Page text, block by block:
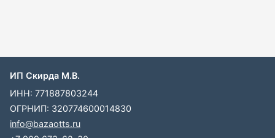
ИП Скирда М.В.
ИНН: 771887803244
ОГРНИП: 320774600014830
info@bazaotts.ru